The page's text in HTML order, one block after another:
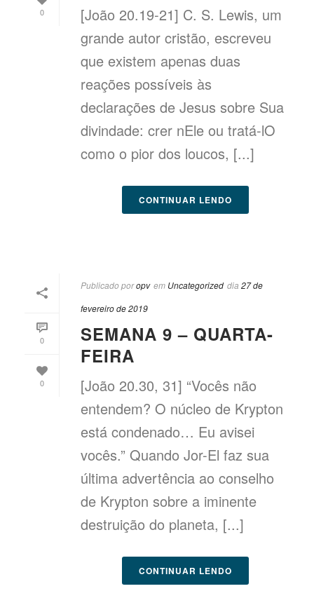
0
[João 20.19-21] C. S. Lewis, um
grande autor cristão, escreveu
que existem apenas duas
reações possíveis às
declarações de Jesus sobre Sua
divindade: crer nEle ou tratá-lO
como o pior dos loucos, [...]
CONTINUAR LENDO
0
0
Publicado poropv em Uncategorized dia 27 de
fevereiro de 2019
SEMANA 9 – QUARTA-
FEIRA
[João 20.30, 31] “Vocês não
entendem? O núcleo de Krypton
está condenado… Eu avisei
vocês.” Quando Jor-El faz sua
última advertência ao conselho
de Krypton sobre a iminente
destruição do planeta, [...]
CONTINUAR LENDO